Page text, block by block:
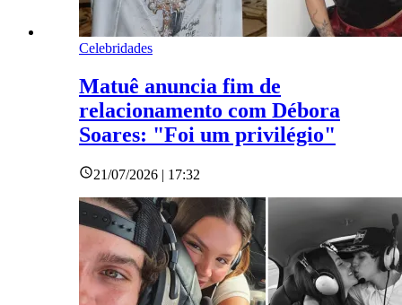
Celebridades
Matuê anuncia fim de
relacionamento com Débora
Soares: "Foi um privilégio"
21/07/2026 | 17:32